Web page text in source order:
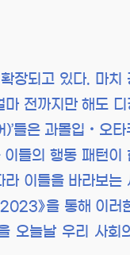
장되고 있다. 마치
마 전까지만 해도 디
)’들은 과몰입‧오타
들의 행동 패턴이
라 이들을 바라보는
》을 통해 이러
오늘날 우리 사회